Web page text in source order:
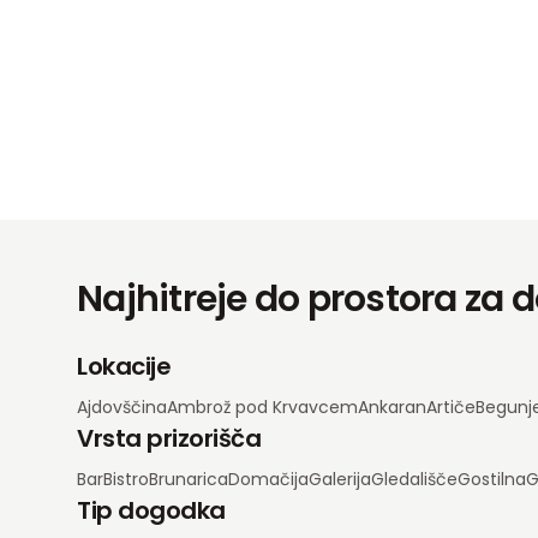
Najhitreje do prostora za
Lokacije
AjdovščinaAmbrož pod KrvavcemAnkaranArtiče
Vrsta prizorišča
BarBistroBrunaricaDomačijaGalerijaGledališčeGostilna
Tip dogodka